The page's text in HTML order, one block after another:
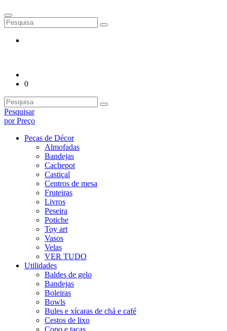
0
Pesquisar
por Preço
Peças de Décor
Almofadas
Bandejas
Cachepot
Castiçal
Centros de mesa
Fruteiras
Livros
Peseira
Potiche
Toy art
Vasos
Velas
VER TUDO
Utilidades
Baldes de gelo
Bandejas
Boleiras
Bowls
Bules e xícaras de chá e café
Cestos de lixo
Copo e taças